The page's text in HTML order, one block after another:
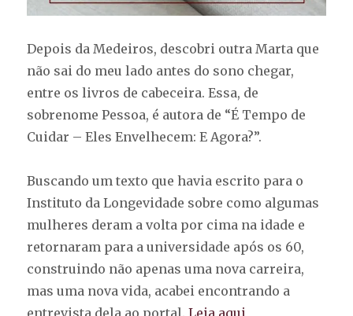
Depois da Medeiros, descobri outra Marta que
não sai do meu lado antes do sono chegar,
entre os livros de cabeceira. Essa, de
sobrenome Pessoa, é autora de “É Tempo de
Cuidar – Eles Envelhecem: E Agora?”.
Buscando um texto que havia escrito para o
Instituto da Longevidade sobre como algumas
mulheres deram a volta por cima na idade e
retornaram para a universidade após os 60,
construindo não apenas uma nova carreira,
mas uma nova vida, acabei encontrando a
entrevista dela ao portal.Leia aqui